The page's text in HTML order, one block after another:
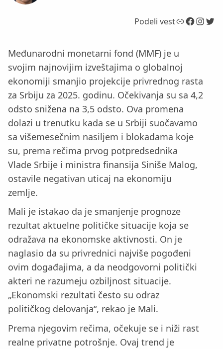
Podeli vestLink Facebook InstagramTwitter
Međunarodni monetarni fond (MMF) je u
svojim najnovijim izveštajima o globalnoj
ekonomiji smanjio projekcije privrednog rasta
za Srbiju za 2025. godinu. Očekivanja su sa 4,2
odsto snižena na 3,5 odsto. Ova promena
dolazi u trenutku kada se u Srbiji suočavamo
sa višemesečnim nasiljem i blokadama koje
su, prema rečima prvog potpredsednika
Vlade Srbije i ministra finansija Siniše Malog,
ostavile negativan uticaj na ekonomiju
zemlje.
Mali je istakao da je smanjenje prognoze
rezultat aktuelne političke situacije koja se
odražava na ekonomske aktivnosti. On je
naglasio da su privrednici najviše pogođeni
ovim događajima, a da neodgovorni politički
akteri ne razumeju ozbiljnost situacije.
„Ekonomski rezultati često su odraz
političkog delovanja“, rekao je Mali.
Prema njegovim rečima, očekuje se i niži rast
realne privatne potrošnje. Ovaj trend je